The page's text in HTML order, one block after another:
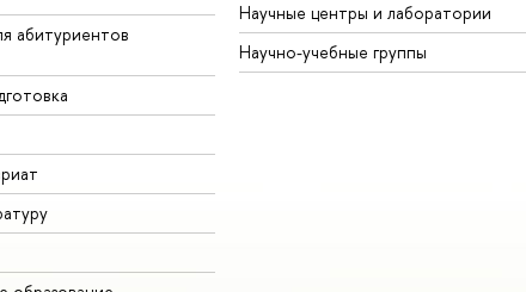
абитуриентов
Научные центры и лаборатории
Научно-учебные группы